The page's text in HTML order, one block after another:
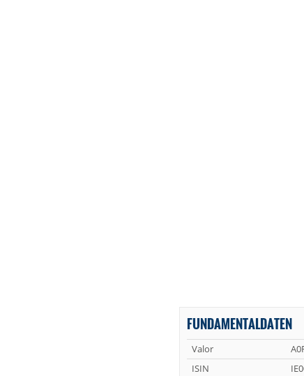
FUNDAMENTALDATEN
Valor
ISIN